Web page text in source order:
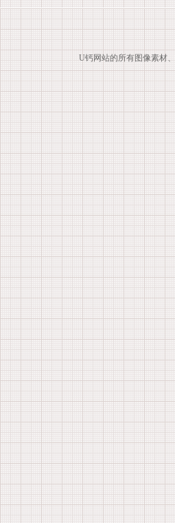
U钙网站的所有图像素材